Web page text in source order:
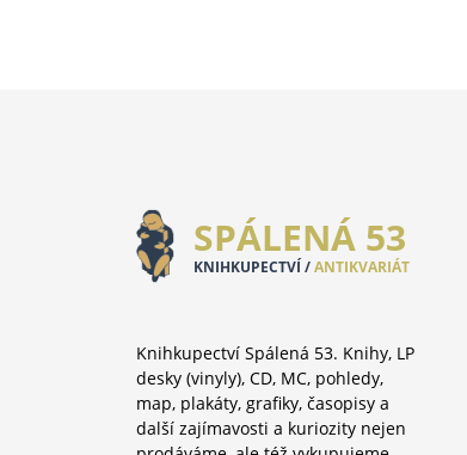
SPÁLENÁ 53
KNIHKUPECTVÍ /ANTIKVARIÁT
Knihkupectví Spálená 53. Knihy, LP
desky (vinyly), CD, MC, pohledy,
map, plakáty, grafiky, časopisy a
další zajímavosti a kuriozity nejen